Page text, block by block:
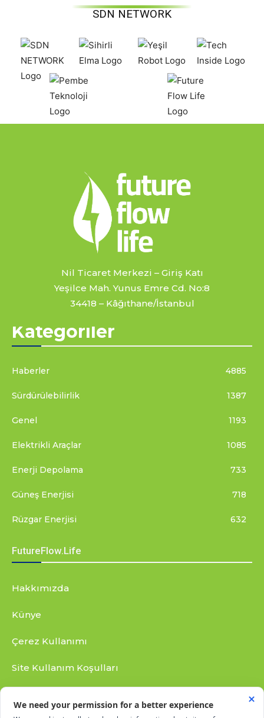
SDN NETWORK
Nil Ticaret Merkezi – Giriş Katı
Yeşilce Mah. Yunus Emre Cd. No:8
34418 – Kâğıthane/İstanbul
Kategoriler
Haberler 4885
Sürdürülebilirlik 1387
Genel 1193
Elektrikli Araçlar 1085
Enerji Depolama 733
Güneş Enerjisi 718
Rüzgar Enerjisi 632
FutureFlow.Life
Hakkımızda
Künye
Çerez Kullanımı
Site Kullanım Koşulları